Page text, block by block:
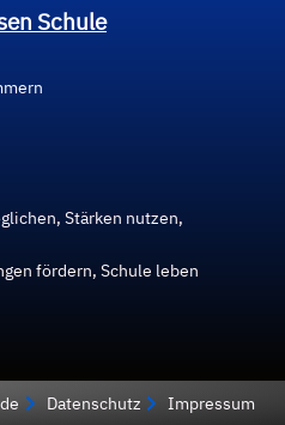
Schule
Stärken nutzen,
fördern, Schule leben
Datenschutz Impressum